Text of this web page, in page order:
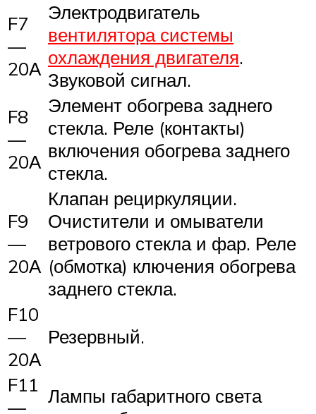
F7
—
20А
Электродвигатель
вентилятора системы
охлаждения двигателя.
Звуковой сигнал.
F8
—
20А
Элемент обогрева заднего
стекла. Реле (контакты)
включения обогрева заднего
стекла.
F9
—
20А
Клапан рециркуляции.
Очистители и омыватели
ветрового стекла и фар. Реле
(обмотка) ключения обогрева
заднего стекла.
F10
—
20А
Резервный.
F11
—
Лампы габаритного света